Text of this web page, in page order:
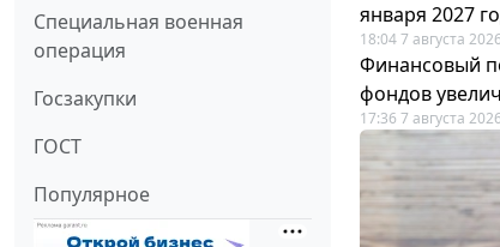
Специальная военная
операция
Госзакупки
ГОСТ
Популярное
января 2027
18:04 7 августа 2026
Финансовый
фондов
17:36 7 августа 2026